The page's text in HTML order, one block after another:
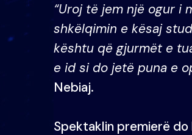
“Uroj të jem një ogur i
shkëlqimin e kësaj
kështu që gjurmët e
e id si do jetë puna e
Nebiaj.
Spektaklin premierë do